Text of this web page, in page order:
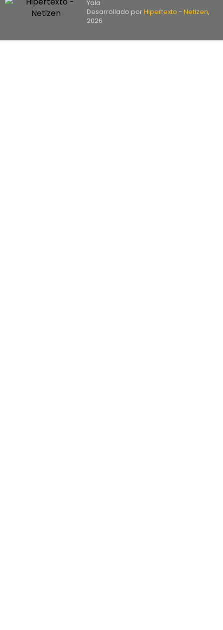
Yala
Desarrollado porHipertexto - Netizen,
2026